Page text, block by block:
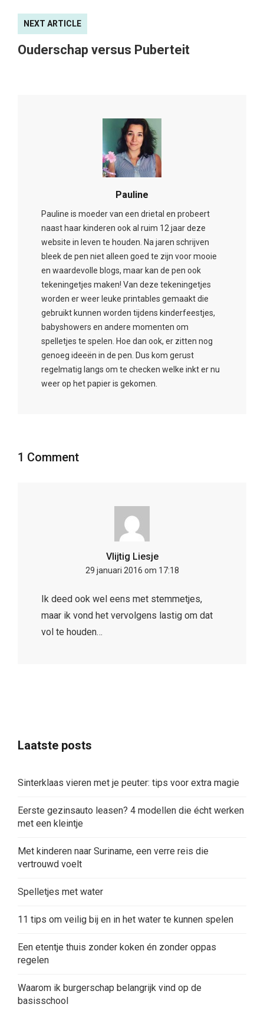
NEXT ARTICLE
Ouderschap versus Puberteit
Pauline
Pauline is moeder van een drietal en probeert
naast haar kinderen ook al ruim 12 jaar deze
website in leven te houden. Na jaren schrijven
bleek de pen niet alleen goed te zijn voor mooie
en waardevolle blogs, maar kan de pen ook
tekeningetjes maken! Van deze tekeningetjes
worden er weer leuke printables gemaakt die
gebruikt kunnen worden tijdens kinderfeestjes,
babyshowers en andere momenten om
spelletjes te spelen. Hoe dan ook, er zitten nog
genoeg ideeën in de pen. Dus kom gerust
regelmatig langs om te checken welke inkt er nu
weer op het papier is gekomen.
1 Comment
Vlijtig Liesje
29 januari 2016 om 17:18
Ik deed ook wel eens met stemmetjes,
maar ik vond het vervolgens lastig om dat
vol te houden…
Laatste posts
Sinterklaas vieren met je peuter: tips voor extra magie
Eerste gezinsauto leasen? 4 modellen die écht werken
met een kleintje
Met kinderen naar Suriname, een verre reis die
vertrouwd voelt
Spelletjes met water
11 tips om veilig bij en in het water te kunnen spelen
Een etentje thuis zonder koken én zonder oppas
regelen
Waarom ik burgerschap belangrijk vind op de
basisschool